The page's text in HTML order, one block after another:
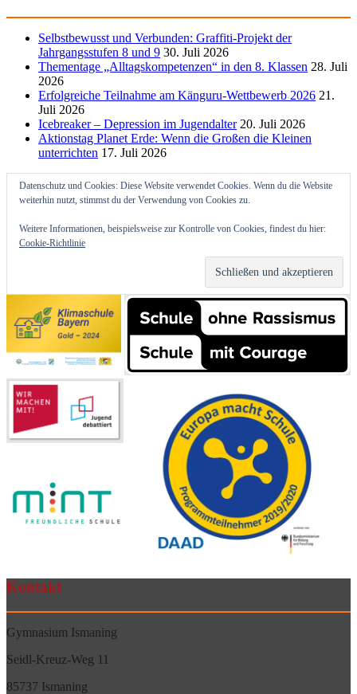
Selbstbewusst und Verbunden: Graffiti-Projekt der
Jahrgangsstufen 8 und 9 30. Juli 2026
Thementage „Alltagskompetenzen“ in den 8. Klassen 28. Juli
2026
Erfolgreiche Teilnahme am Känguru-Wettbewerb 2026 21.
Juli 2026
Icebreaker – Depression im Jugendalter 20. Juli 2026
Aktionstag Planet Erde: Wenn die Großen die Kleinen
unterrichten 17. Juli 2026
Datenschutz und Cookies: Diese Website verwendet Cookies. Wenn du die Website
weiterhin nutzt, stimmst du der Verwendung von Cookies zu.
Weitere Informationen, beispielsweise zur Kontrolle von Cookies, findest du hier:
Cookie-Richtlinie
Kontakt
Gymnasium Ismaning
Seidl-Kreuz-Weg 11
85737 Ismaning